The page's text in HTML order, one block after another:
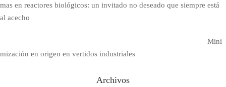
mas en reactores biológicos: un invitado no deseado que siempre está
al acecho
Mini
mización en origen en vertidos industriales
Archivos